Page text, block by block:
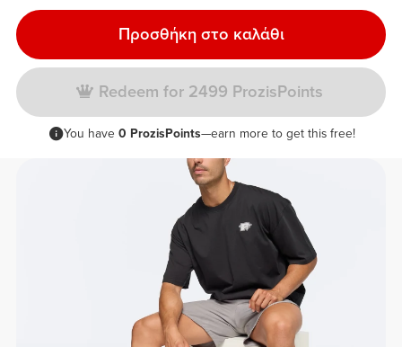
Προσθήκη στο καλάθι
Redeem for 2499 ProzisPoints
You have 0 ProzisPoints—earn more to get this free!